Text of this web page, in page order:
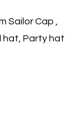
Sailor Cap ,
hat, Party hat